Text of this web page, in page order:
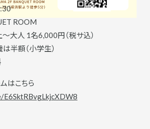
ROOM
大人 1名6,000円（税サ込）
半額（小学生）
はこちら